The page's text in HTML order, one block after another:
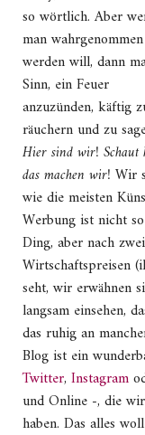
so wörtlich. Aber
man wahrgenommen
werden will, dann
Sinn, ein Feuer
anzuzünden, käftig
räuchern und zu
Hier sind wir! Schaut
das machen wir! Wir
wie die meisten
Werbung ist nicht
Ding, aber nach zwei
Wirtschaftspreisen
seht, wir erwähnen
langsam einsehen,
das ruhig an
Blog ist ein
Twitter, Instagram
und Online -, die
haben. Das alles